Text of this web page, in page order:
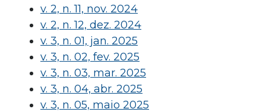
v. 2, n. 11, nov. 2024
v. 2, n. 12, dez. 2024
v. 3, n. 01, jan. 2025
v. 3, n. 02, fev. 2025
v. 3, n. 03, mar. 2025
v. 3, n. 04, abr. 2025
v. 3, n. 05, maio 2025